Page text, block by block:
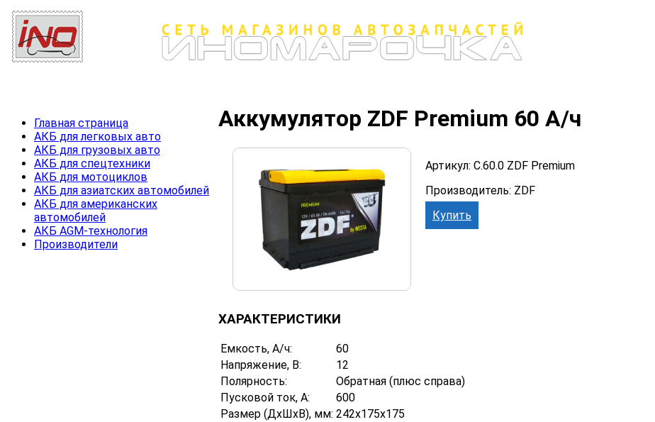
Главная страница
АКБ для легковых авто
АКБ для грузовых авто
АКБ для спецтехники
АКБ для мотоциклов
АКБ для азиатских автомобилей
АКБ для американских
автомобилей
АКБ AGM-технология
Производители
Аккумулятор ZDF Premium 60 А/ч
Артикул: C.60.0 ZDF Premium
Производитель: ZDF
Купить
ХАРАКТЕРИСТИКИ
Емкость, А/ч:
60
Напряжение, В:
12
Полярность:
Обратная (плюс справа)
Пусковой ток, А:
600
Размер (ДхШхВ), мм: 242x175x175